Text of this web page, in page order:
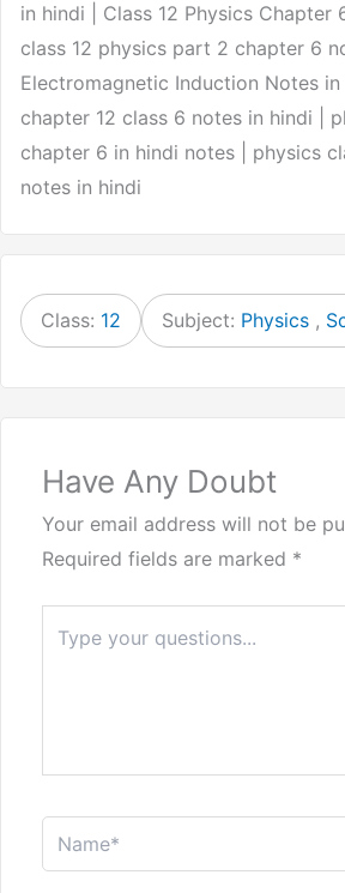
in hindi | Class 12 Physics Chapter
class 12 physics part 2 chapter 6
Electromagnetic Induction Notes
chapter 12 class 6 notes in hindi |
chapter 6 in hindi notes | physics
notes in hindi
Class: 12 Subject: Physics ,
Have Any Doubt
Your email address will not be
Required fields are marked *
here..
Name*